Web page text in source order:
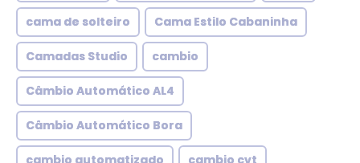
cama de solteiro Cama Estilo Cabaninha
Camadas Studio cambio
Câmbio Automático AL4
Câmbio Automático Bora
cambio automatizado cambio cvt